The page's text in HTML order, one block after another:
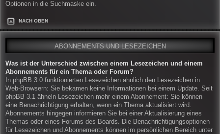
Optionen in die Suchmaske ein.
NACH OBEN
ABONNEMENTS UND LESEZEICHEN
Was ist der Unterschied zwischen einem Lesezeichen und einem
Abonnements für ein Thema oder Forum?
In phpBB 3.0 funktionierten Lesezeichen ähnlich den Lesezeichen in
Web-Browsern: Sie bekamen keine Informationen bei einem Update. Seit
phpBB 3.1 ähneln Lesezeichen mehr einem Abonnement: Sie können
eine Benachrichtigung erhalten, wenn ein Thema aktualisiert wird.
Abonnements hingegen informieren Sie bei einer Aktualisierung eines
Themas oder eines Forums des Boards. Die Benachrichtigungsoptionen
für Lesezeichen und Abonnements können im persönlichen Bereich unter